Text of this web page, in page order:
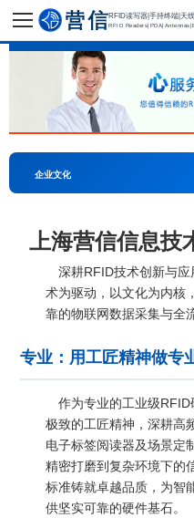
RFID读写器|手持终端|天
RFID
企业文化
上海营信信息技
深耕RFID技术创新与
术为驱动，以文化为内核
靠的物联网数据采集与全
专业：用工匠精神做专
作为专业的工业级
极致的工匠精神，深耕高
电子标签阅读器及场景定
精密打磨到复杂环境下的
标准铸就卓越品质，为智
供坚实可靠的硬件基石。